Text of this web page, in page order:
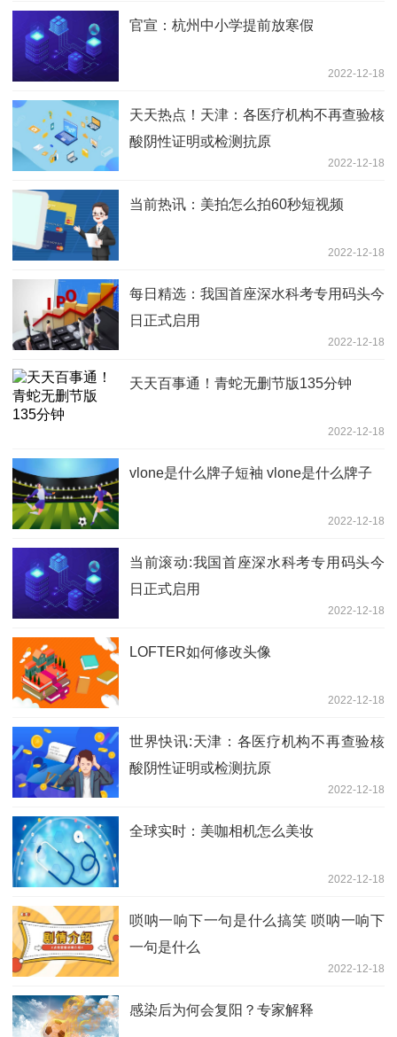
官宣：杭州中小学提前放寒假
2022-12-18
天天热点！天津：各医疗机构不再查验核
酸阴性证明或检测抗原
2022-12-18
当前热讯：美拍怎么拍60秒短视频
2022-12-18
每日精选：我国首座深水科考专用码头今
日正式启用
2022-12-18
天天百事通！青蛇无删节版135分钟
2022-12-18
vlone是什么牌子短袖 vlone是什么牌子
2022-12-18
当前滚动:我国首座深水科考专用码头今
日正式启用
2022-12-18
LOFTER如何修改头像
2022-12-18
世界快讯:天津：各医疗机构不再查验核
酸阴性证明或检测抗原
2022-12-18
全球实时：美咖相机怎么美妆
2022-12-18
唢呐一响下一句是什么搞笑 唢呐一响下
一句是什么
2022-12-18
感染后为何会复阳？专家解释